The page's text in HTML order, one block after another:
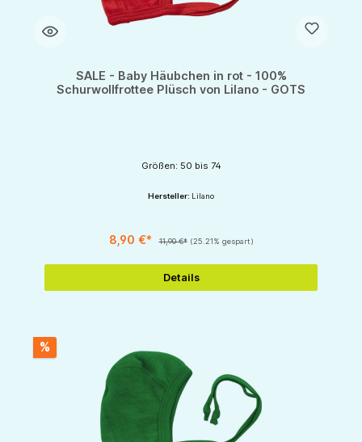
SALE - Baby Häubchen in rot - 100%
Schurwollfrottee Plüsch von Lilano - GOTS
Größen: 50 bis 74
Hersteller: Lilano
8,90 €* 11,90 €* (25.21% gespart)
Details
%